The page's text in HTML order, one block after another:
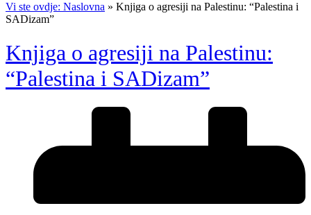
Vi ste ovdje: Naslovna » Knjiga o agresiji na Palestinu: “Palestina i
SADizam”
Knjiga o agresiji na Palestinu:
“Palestina i SADizam”